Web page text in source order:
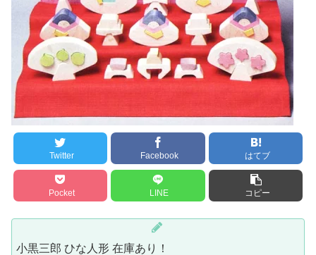
Twitter Facebook はてブ
Pocket LINE コピー
小黒三郎 ひな人形 在庫あり！